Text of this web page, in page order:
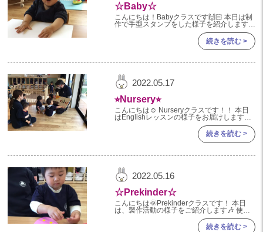
☆Baby☆
こんにちは！Babyクラスです🙌🏻 本日は制
作で手型スタンプをした様子を紹介します！
セットされている画用紙を見て、嬉しそうな
続きを読む >
2022.05.17
⭐︎Nursery⭐︎
こんにちは☺️ Nurseryクラスです！！ 本日
はEnglishレッスンの様子をお届けします💫
トーマス先生が大好きなNurseryクラスのお
続きを読む >
2022.05.16
☆Prekinder☆
こんにちは🌞Prekinderクラスです！ 本日
は、製作活動の様子をご紹介します🎶 使っ
たのは、赤色やピンク色の丸く切り取られた
続きを読む >